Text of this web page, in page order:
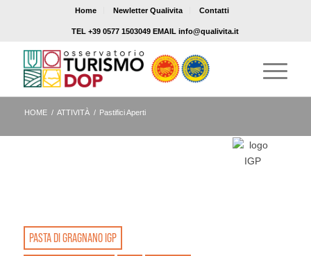
Home Newletter Qualivita Contatti
TEL +39 0577 1503049 EMAIL info@qualivita.it
HOME / ATTIVITÀ / Pastifici Aperti
PASTA DI GRAGNANO IGP